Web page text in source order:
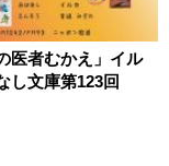
医者むかえ」イル
し文庫第123回